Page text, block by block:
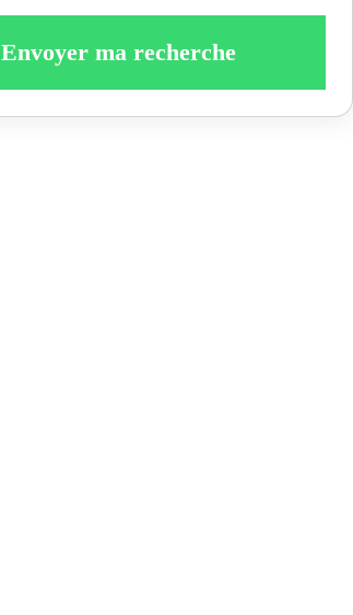
Envoyer ma recherche